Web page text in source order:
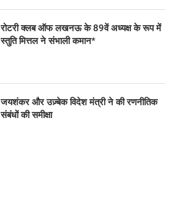
रोटरी क्लब ऑफ लखनऊ के 89वें अध्यक्ष के रूप में
स्तुति मित्तल ने संभाली कमान*
जयशंकर और उज़्बेक विदेश मंत्री ने की रणनीतिक
संबंधों की समीक्षा